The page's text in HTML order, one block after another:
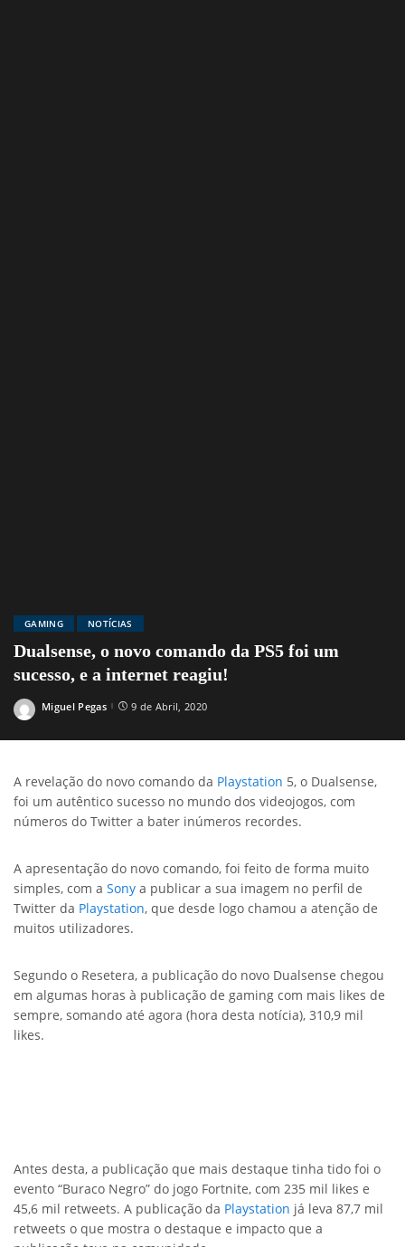
GAMING NOTÍCIAS
Dualsense, o novo comando da PS5 foi um
sucesso, e a internet reagiu!
Posted
Miguel Pegas 9 de Abril, 2020
A revelação do novo comando da Playstation 5, o Dualsense,
foi um autêntico sucesso no mundo dos videojogos, com
números do Twitter a bater inúmeros recordes.
A apresentação do novo comando, foi feito de forma muito
simples, com a Sony a publicar a sua imagem no perfil de
Twitter da Playstation, que desde logo chamou a atenção de
muitos utilizadores.
Segundo o Resetera, a publicação do novo Dualsense chegou
em algumas horas à publicação de gaming com mais likes de
sempre, somando até agora (hora desta notícia), 310,9 mil
likes.
Antes desta, a publicação que mais destaque tinha tido foi o
evento “Buraco Negro” do jogo Fortnite, com 235 mil likes e
45,6 mil retweets. A publicação da Playstation já leva 87,7 mil
retweets o que mostra o destaque e impacto que a